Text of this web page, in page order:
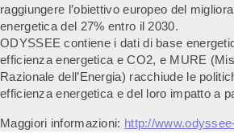
raggiungere l’obiettivo europeo del
energetica del 27% entro il 2030.
ODYSSEE contiene i dati di base
efficienza energetica e CO2, e MURE
Razionale dell’Energia) racchiude le
efficienza energetica e del loro impatto a
Maggiori informazioni: http://